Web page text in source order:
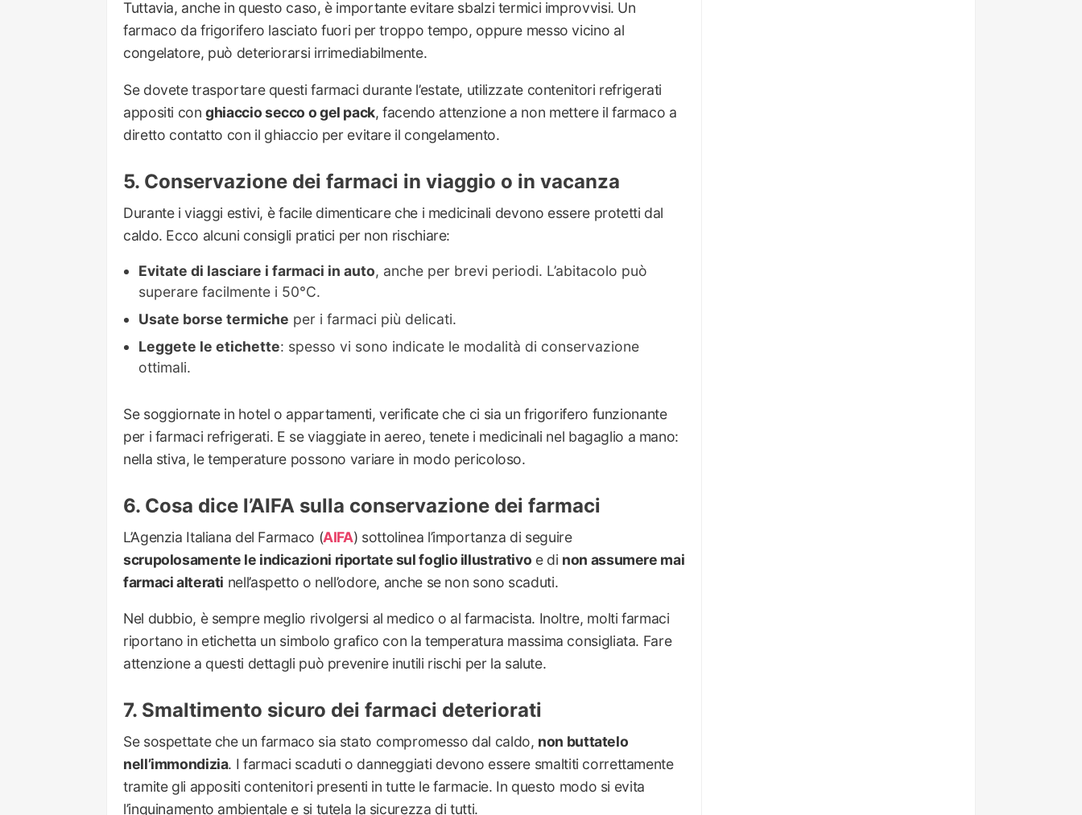
Tuttavia, anche in questo caso, è importante evitare sbalzi termici improvvisi. Un
farmaco da frigorifero lasciato fuori per troppo tempo, oppure messo vicino al
congelatore, può deteriorarsi irrimediabilmente.
Se dovete trasportare questi farmaci durante l’estate, utilizzate contenitori refrigerati
appositi conghiaccio secco o gel pack, facendo attenzione a non mettere il farmaco a
diretto contatto con il ghiaccio per evitare il congelamento.
Conservazione dei farmaci in viaggio o in vacanza
Durante i viaggi estivi, è facile dimenticare che i medicinali devono essere protetti dal
caldo. Ecco alcuni consigli pratici per non rischiare:
Evitate di lasciare i farmaci in auto, anche per brevi periodi. L’abitacolo può
superare facilmente i 50°C.
Usate borse termiche per i farmaci più delicati.
Leggete le etichette: spesso vi sono indicate le modalità di conservazione
ottimali.
Se soggiornate in hotel o appartamenti, verificate che ci sia un frigorifero funzionante
per i farmaci refrigerati. E se viaggiate in aereo, tenete i medicinali nel bagaglio a mano:
nella stiva, le temperature possono variare in modo pericoloso.
Cosa dice l’AIFA sulla conservazione dei farmaci
L’Agenzia Italiana del Farmaco (AIFA) sottolinea l’importanza di seguire
scrupolosamente le indicazioni riportate sul foglio illustrativo e di non assumere mai
farmaci alterati nell’aspetto o nell’odore, anche se non sono scaduti.
Nel dubbio, è sempre meglio rivolgersi al medico o al farmacista. Inoltre, molti farmaci
riportano in etichetta un simbolo grafico con la temperatura massima consigliata. Fare
attenzione a questi dettagli può prevenire inutili rischi per la salute.
Smaltimento sicuro dei farmaci deteriorati
Se sospettate che un farmaco sia stato compromesso dal caldo, non buttatelo
nell’immondizia. I farmaci scaduti o danneggiati devono essere smaltiti correttamente
tramite gli appositi contenitori presenti in tutte le farmacie. In questo modo si evita
l’inquinamento ambientale e si tutela la sicurezza di tutti.